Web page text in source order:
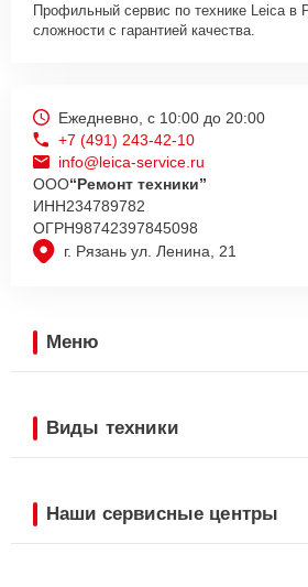
Профильный сервис по технике Leica в
сложности с гарантией качества.
г. Рязань ул. Ленина, 21
Ежедневно, с 10:00 до 20:00
+7 (491) 243-42-10
info@leica-service.ru
ООО“Ремонт техники”
ИНН234789782
ОГРН98742397845098
Меню
Виды техники
Наши сервисные центры